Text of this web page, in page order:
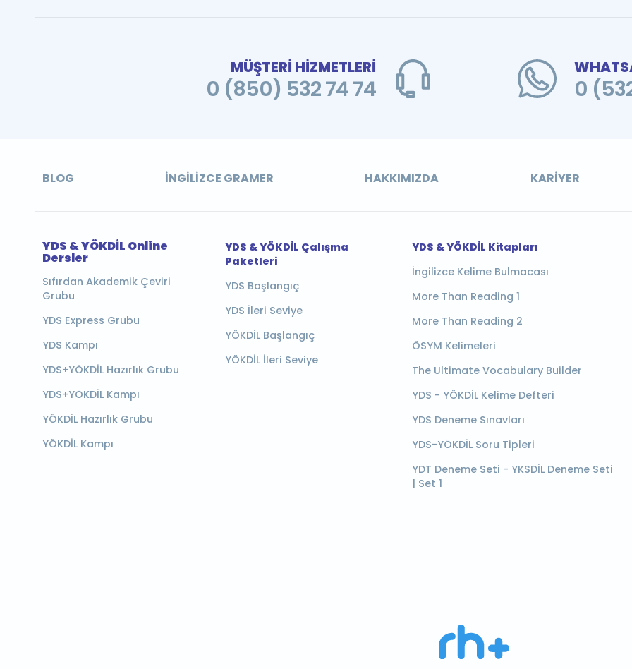
MÜŞTERİ HİZMETLERİ
0 (850) 532 74 74 0
BLOG İNGILIZCE GRAMER HAKKIMIZDA KARIYER
YDS & YÖKDİL Online
Dersler
Sıfırdan Akademik Çeviri
Grubu
YDS Express Grubu
YDS Kampı
YDS+YÖKDİL Hazırlık Grubu
YDS+YÖKDİL Kampı
YÖKDİL Hazırlık Grubu
YÖKDİL Kampı
YDS & YÖKDİL Çalışma
Paketleri
YDS Başlangıç
YDS İleri Seviye
YÖKDİL Başlangıç
YÖKDİL İleri Seviye
YDS & YÖKDİL Kitapları
İngilizce Kelime Bulmacası
More Than Reading 1
More Than Reading 2
ÖSYM Kelimeleri
The Ultimate Vocabulary Builder
YDS - YÖKDİL Kelime Defteri
YDS Deneme Sınavları
YDS-YÖKDİL Soru Tipleri
YDT Deneme Seti - YKSDİL Deneme Seti
| Set 1